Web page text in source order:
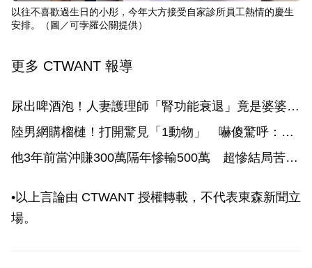
以往不喜歡過生日的小彤，今年大方接受自家診所員工熱情的慶生
安排。（圖／可孛羅公關提供）
更多 CTWANT 報導
尿出啤酒泡！人妻護理師「腎功能衰退」竟是婆婆害
的：她一走病都好了
陸男網購榴槤！打開驚見「1動物」 嚇傻驚呼：以
後不買了
他3年前當沖賺300萬隔年慘輸500萬 超慘結局苦
•以上言論由 CTWANT 授權轉載，不代表東森新聞立
場。